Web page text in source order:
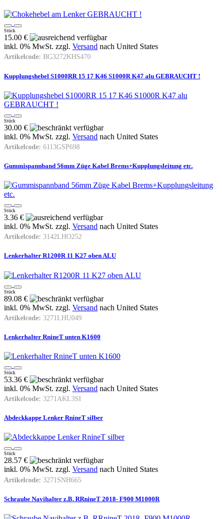
Stück
15.00 €
inkl. 0% MwSt. zzgl. Versand nach United States
Artikelcode: BG3272KHS470
Kupplungshebel S1000RR 15 17 K46 S1000R K47 alu GEBRAUCHT !
Stück
30.00 €
inkl. 0% MwSt. zzgl. Versand nach United States
Artikelcode: 6113GSP698
Gummispannband 56mm Züge Kabel Brems+Kupplungsleitung etc.
Stück
3.36 €
inkl. 0% MwSt. zzgl. Versand nach United States
Artikelcode: 3142LHO252
Lenkerhalter R1200R 11 K27 oben ALU
Stück
89.08 €
inkl. 0% MwSt. zzgl. Versand nach United States
Artikelcode: 3271LHU049
Lenkerhalter RnineT unten K1600
Stück
53.36 €
inkl. 0% MwSt. zzgl. Versand nach United States
Artikelcode: 3271AKL3SI
Abdeckkappe Lenker RnineT silber
Stück
28.57 €
inkl. 0% MwSt. zzgl. Versand nach United States
Artikelcode: 3271SNH665
Schraube Navihalter z.B. RRnineT 2018- F900 M1000R